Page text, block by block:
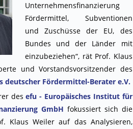
Unternehmensfinanzierung
Fördermittel, Subventionen
und Zuschüsse der EU, des
Bundes und der Länder mit
einzubeziehen“, rät Prof. Klaus
und Vorstandsvorsitzender des
deutscher Fördermittel-Berater e.V.
desefu - Europäisches Institut für
GmbH fokussiert sich die
Klaus Weiler auf das Analysieren,